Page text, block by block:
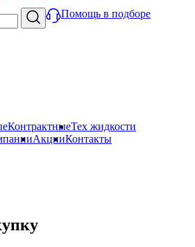
Помощь в подборе
КонтрактныеТех жидкости
АкцииКонтакты